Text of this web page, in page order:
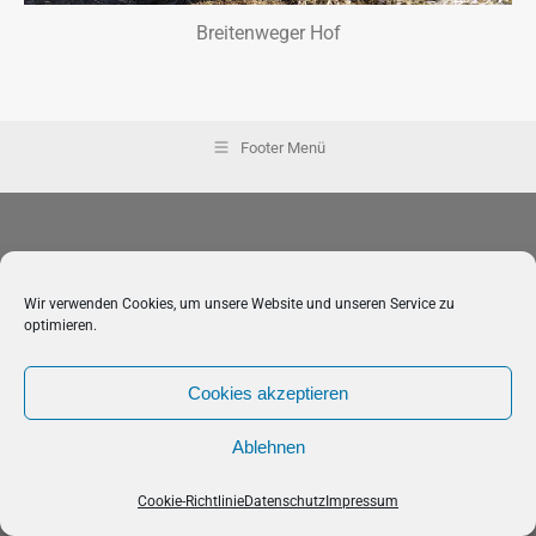
Wir verwenden Cookies, um unsere Website und unseren Service zu
optimieren.
Cookies akzeptieren
Ablehnen
Cookie-RichtlinieDatenschutz Impressum
Breitenweger Hof
Footer Menü